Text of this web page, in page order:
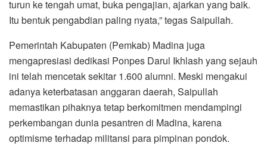
turun ke tengah umat, buka pengajian, ajarkan yang baik.
Itu bentuk pengabdian paling nyata,” tegas Saipullah.
Pemerintah Kabupaten (Pemkab) Madina juga
mengapresiasi dedikasi Ponpes Darul Ikhlash yang sejauh
ini telah mencetak sekitar 1.600 alumni. Meski mengakui
adanya keterbatasan anggaran daerah, Saipullah
memastikan pihaknya tetap berkomitmen mendampingi
perkembangan dunia pesantren di Madina, karena
optimisme terhadap militansi para pimpinan pondok.